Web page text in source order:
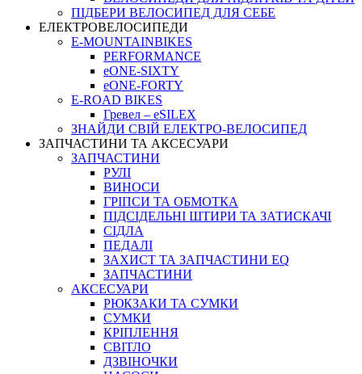
ПIДБЕРИ ВЕЛОСИПЕД ДЛЯ СЕБЕ
ЕЛЕКТРОВЕЛОСИПЕДИ
E-MOUNTAINBIKES
PERFORMANCE
eONE-SIXTY
eONE-FORTY
E-ROAD BIKES
Гревел – eSILEX
ЗНАЙДИ СВІЙ ЕЛЕКТРО-ВЕЛОСИПЕД
ЗАПЧАСТИНИ ТА АКСЕСУАРИ
ЗАПЧАСТИНИ
РУЛІ
ВИНОСИ
ГРІПСИ ТА ОБМОТКА
ПІДСІДЕЛЬНІ ШТИРИ ТА ЗАТИСКАЧІ
СІДЛА
ПЕДАЛІ
ЗАХИСТ ТА ЗАПЧАСТИНИ EQ
ЗАПЧАСТИНИ
АКСЕСУАРИ
РЮКЗАКИ ТА СУМКИ
СУМКИ
КРІПЛЕННЯ
СВІТЛО
ДЗВІНОЧКИ